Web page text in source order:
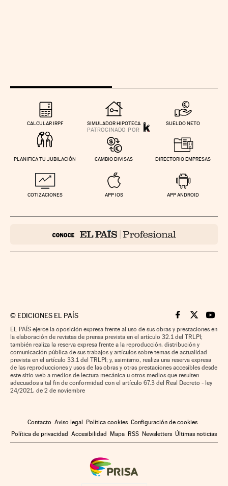
CALCULAR IRPF SIMULADOR HIPOTECA SUELDO NETO
PLANIFICA TU JUBILACIÓN CAMBIO DIVISAS DIRECTORIO EMPRESAS
COTIZACIONES APP IOS APP ANDROID
© EDICIONES EL PAÍS Cinco Días en
Cinco Días
Cinco
EL PAÍS ejerce la oposición expresa frente al uso de sus obras y prestaciones en
la elaboración de revistas de prensa prevista en el artículo 32.1 del TRLPI;
también realiza la reserva expresa frente a la reproducción, distribución y
comunicación pública de sus trabajos y artículos sobre temas de actualidad
prevista en el artículo 33.1 del TRLPI; y, asimismo, realiza una reserva expresa
de las reproducciones y usos de las obras y otras prestaciones accesibles desde
este sitio web a medios de lectura mecánica u otros medios que resulten
adecuados a tal fin de conformidad con el artículo 67.3 del Real Decreto - ley
24/2021, de 2 de noviembre
Contacto Aviso legal Política cookies Configuración de cookies
Política de privacidad Accesibilidad Mapa RSS Newsletters Últimas noticias